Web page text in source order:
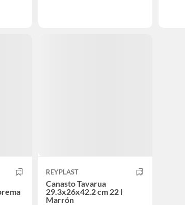
REYPLAST
Canasto Tavarua
29.3x26x42.2 cm 22 l
Marrón